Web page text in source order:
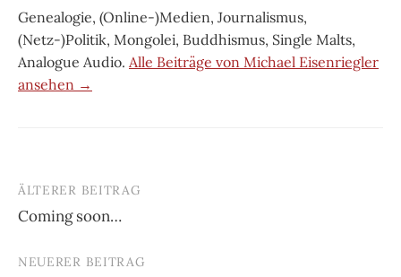
Genealogie, (Online-)Medien, Journalismus,
(Netz-)Politik, Mongolei, Buddhismus, Single Malts,
Analogue Audio. Alle Beiträge von Michael Eisenriegler
ansehen →
Beitrags-
Navigation
ÄLTERER BEITRAG
Coming soon…
NEUERER BEITRAG